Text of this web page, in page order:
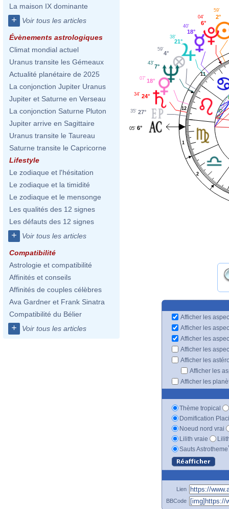
La maison IX dominante
+ Voir tous les articles
Évènements astrologiques
Climat mondial actuel
Uranus transite les Gémeaux
Actualité planétaire de 2025
La conjonction Jupiter Uranus
Jupiter et Saturne en Verseau
La conjonction Saturne Pluton
Jupiter arrive en Sagittaire
Uranus transite le Taureau
Saturne transite le Capricorne
Lifestyle
Le zodiaque et l'hésitation
Le zodiaque et la timidité
Le zodiaque et le mensonge
Les qualités des 12 signes
Les défauts des 12 signes
+ Voir tous les articles
Compatibilité
Astrologie et compatibilité
Affinités et conseils
Affinités de couples célèbres
Ava Gardner et Frank Sinatra
Compatibilité du Bélier
+ Voir tous les articles
1
2
11
12
2°
59'
6°
04'
18°
40'
21°
38'
4°
59'
7°
43'
18°
07'
24°
34'
27°
35'
6°
05'
Afficher les
Afficher les
Afficher les
Afficher les
Afficher les
Afficher les
Afficher les
Thème tropical
Domification
Noeud nord vrai
Lilith vraie
Sauts Astrotheme
Lien
BBCode